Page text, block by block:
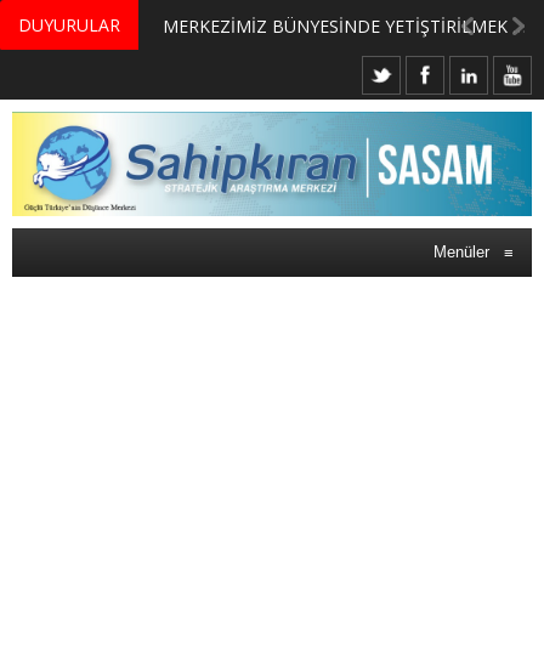
DUYURULAR MERKEZİMİZ BÜNYESİNDE YETİŞTİRİLMEK ÜZERE GÖNÜLLÜ ÜLKE MASASI UZMANI VE UZMAN ADAYLARI ARIYORUZ
Menüler ≡